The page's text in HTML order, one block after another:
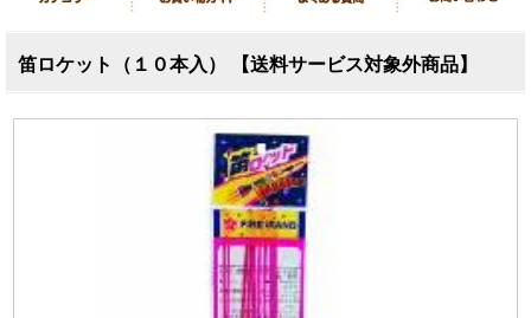
笛ロケット（１０本入） 【送料サービス対象外商品】